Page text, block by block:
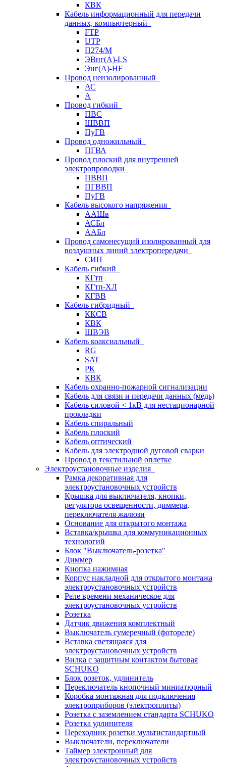
КВК
Кабель информационный для передачи
данных, компьютерный
FTP
UTP
П274/М
ЭВнг(А)-LS
Энг(А)-HF
Провод неизолированный
АС
А
Провод гибкий
ПВС
ШВВП
ПуГВ
Провод одножильный
ПГВА
Провод плоский для внутренней
электропроводки
ПВВП
ПГВВП
ПуГВ
Кабель высокого напряжения
ААШв
АСБл
ААБл
Провод самонесущий изолированный для
воздушных линий электропередачи
СИП
Кабель гибкий
КГтп
КГтп-ХЛ
КГВВ
Кабель гибридный
ККСВ
КВК
ШВЭВ
Кабель коаксиальный
RG
SAT
РК
КВК
Кабель охранно-пожарной сигнализации
Кабель для связи и передачи данных (медь)
Кабель силовой < 1кВ для нестационарной
прокладки
Кабель спиральный
Кабель плоский
Кабель оптический
Кабель для электродной дуговой сварки
Провод в текстильной оплетке
Электроустановочные изделия
Рамка декоративная для
электроустановочных устройств
Крышка для выключателя, кнопки,
регулятора освещенности, диммера,
переключателя жалюзи
Основание для открытого монтажа
Вставка/крышка для коммуникационных
технологий
Блок "Выключатель-розетка"
Диммер
Кнопка нажимная
Корпус накладной для открытого монтажа
электроустановочных устройств
Реле времени механическое для
электроустановочных устройств
Розетка
Датчик движения комплектный
Выключатель сумеречный (фотореле)
Вставка светящаяся для
электроустановочных устройств
Вилка с защитным контактом бытовая
SCHUKO
Блок розеток, удлинитель
Переключатель кнопочный миниатюрный
Коробка монтажная для подключения
электроприборов (электроплиты)
Розетка с заземлением стандарта SCHUKO
Розетка удлинителя
Переходник розетки мультистандартный
Выключатели, переключатели
Таймер электронный для
электроустановочных устройств